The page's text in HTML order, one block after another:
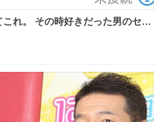
れ。 その時好きだった男のセコ